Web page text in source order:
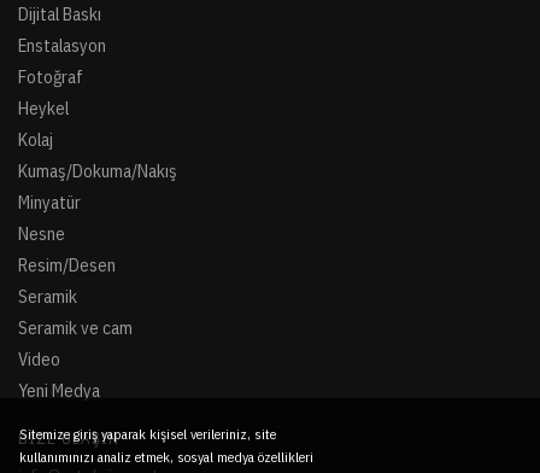
Dijital Baskı
Enstalasyon
Fotoğraf
Heykel
Kolaj
Kumaş/Dokuma/Nakış
Minyatür
Nesne
Resim/Desen
Seramik
Seramik ve cam
Video
Yeni Medya
BIZE ULAŞIN
Sitemize giriş yaparak kişisel verileriniz, site
kullanımınızı analiz etmek, sosyal medya özellikleri